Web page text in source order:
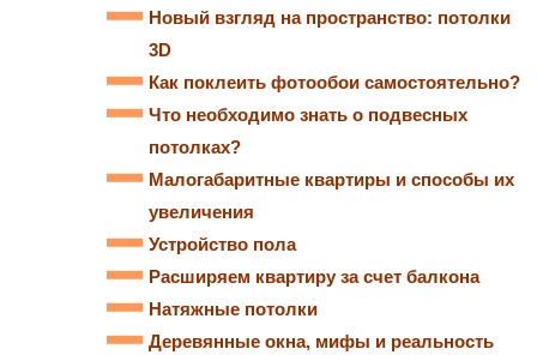
Новый взгляд на пространство: потолки
3D
Как поклеить фотообои самостоятельно?
Что необходимо знать о подвесных
потолках?
Малогабаритные квартиры и способы их
увеличения
Устройство пола
Расширяем квартиру за счет балкона
Натяжные потолки
Деревянные окна, мифы и реальность